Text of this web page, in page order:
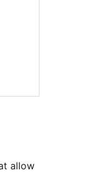
allow